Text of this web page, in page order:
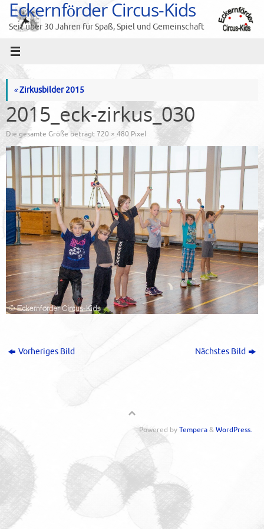
Zum
Inhalt
springen
Eckernförder Circus-Kids
Seit über 30 Jahren für Spaß, Spiel und Gemeinschaft
«Zirkusbilder 2015
2015_eck-zirkus_030
Die gesamte Größe beträgt720 × 480 Pixel
Vorheriges Bild Nächstes Bild
Powered byTempera&WordPress.